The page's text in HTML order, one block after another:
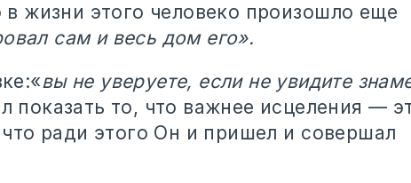
жизни этого человеко произошло еще
сам и весь дом его».
вы не уверуете, если не увидите
показать то, что важнее исцеления —
ради этого Он и пришел и совершал